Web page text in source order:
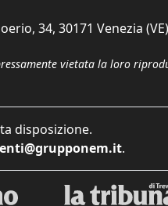
34, 30171 Venezia
vietata la loro
disposizione.
.